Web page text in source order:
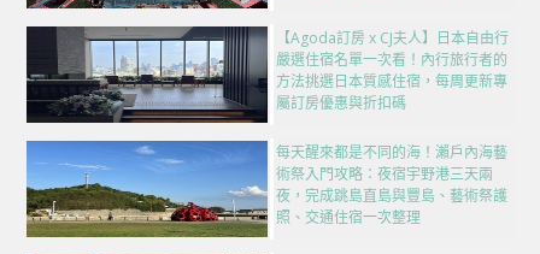
【Agoda訂房 x CJ夫人】日本自由行
嚴選住宿名單一次看！內行旅行者的
方法挑選日本質感住宿，每周更新專
屬訂房優惠與折扣碼
每天醒來都是不同的海！瀨戶內海藝
術祭入門攻略：夜宿宇野港三天兩
夜，完成跳島直島與豐島、藝術祭護
照、交通住宿一次整理